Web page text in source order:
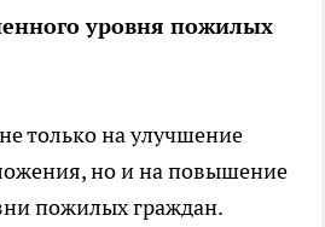
уровня пожилых
только на улучшение
но и на повышение
пожилых граждан.